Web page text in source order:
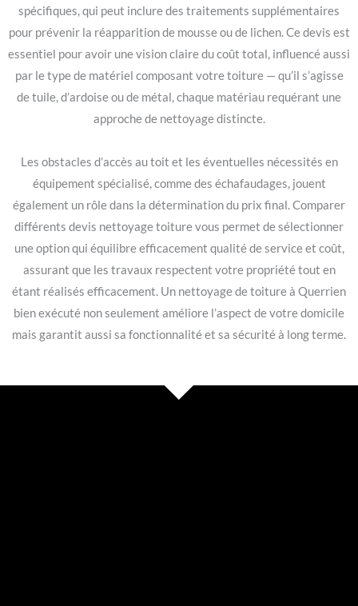
spécifiques, qui peut inclure des traitements supplémentaires
pour prévenir la réapparition de mousse ou de lichen. Ce devis est
essentiel pour avoir une vision claire du coût total, influencé aussi
par le type de matériel composant votre toiture — qu’il s’agisse
de tuile, d’ardoise ou de métal, chaque matériau requérant une
approche de nettoyage distincte.
Les obstacles d’accès au toit et les éventuelles nécessités en
équipement spécialisé, comme des échafaudages, jouent
également un rôle dans la détermination du prix final. Comparer
différents devis nettoyage toiture vous permet de sélectionner
une option qui équilibre efficacement qualité de service et coût,
assurant que les travaux respectent votre propriété tout en
étant réalisés efficacement. Un nettoyage de toiture à Querrien
bien exécuté non seulement améliore l’aspect de votre domicile
mais garantit aussi sa fonctionnalité et sa sécurité à long terme.